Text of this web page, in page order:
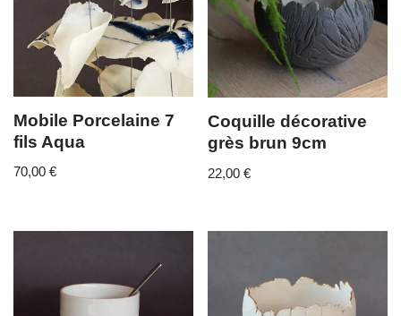
Mobile Porcelaine 7
fils Aqua
70,00 €
Coquille décorative
grès brun 9cm
22,00€